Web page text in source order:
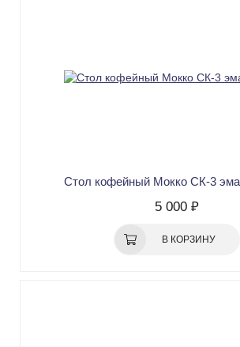
Стол кофейный Мокко СК-3
5 000 ₽
В КОРЗИНУ